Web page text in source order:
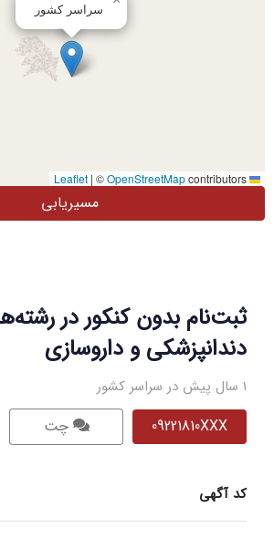
ثبت‌نام بدون کنکور در
دندانپزشکی و داروسازی
1 سال پیش در سراسر کشور
09221810XXX چت
کد آگهی
سراسر کشور
| ©OpenStreetMapcontributors
مسیریابی